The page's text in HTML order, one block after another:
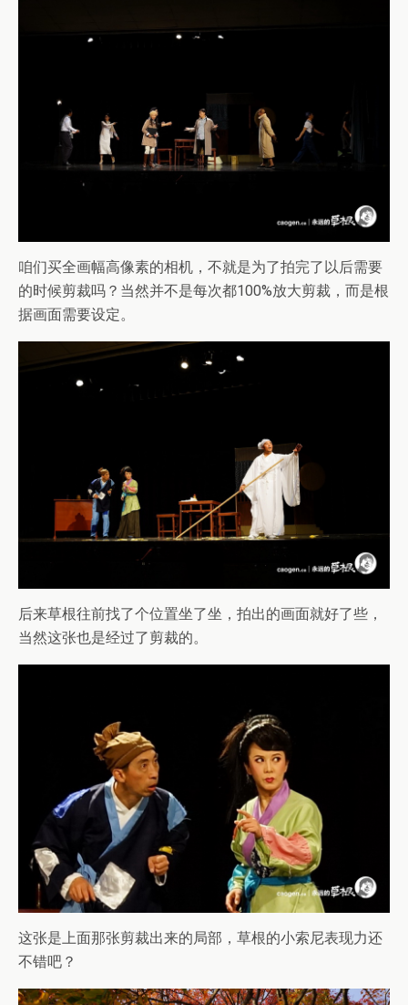
咱们买全画幅高像素的相机，不就是为了拍完了以后需要
的时候剪裁吗？当然并不是每次都100%放大剪裁，而是根
据画面需要设定。
后来草根往前找了个位置坐了坐，拍出的画面就好了些，
当然这张也是经过了剪裁的。
这张是上面那张剪裁出来的局部，草根的小索尼表现力还
不错吧？